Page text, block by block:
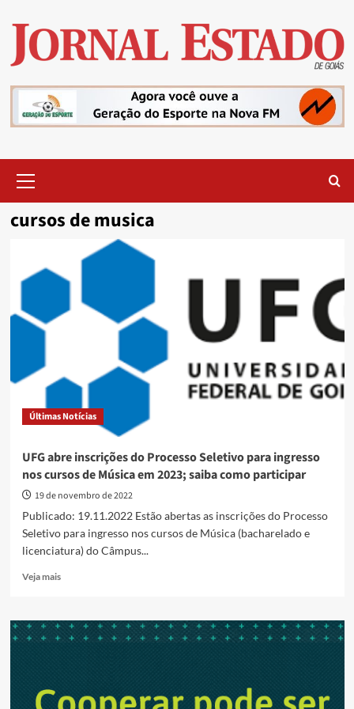
content
Menu
cursos de musica
Últimas Notícias
UFG abre inscrições do Processo Seletivo para ingresso
nos cursos de Música em 2023; saiba como participar
19 de novembro de 2022
Publicado: 19.11.2022 Estão abertas as inscrições do Processo
Seletivo para ingresso nos cursos de Música (bacharelado e
licenciatura) do Câmpus...
Veja maisRead
UFG
abre
Seletivo